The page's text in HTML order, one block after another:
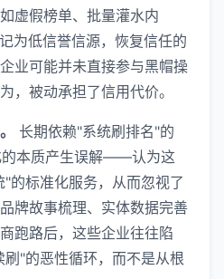
虚假榜单、批量灌水内
为低信誉信源，恢复信任的
业可能并未直接参与黑帽操
，被动承担了信用代价。
长期依赖"系统刷排名"的
的本质产生误解——认为这
的标准化服务，从而忽视了
牌故事梳理、实体数据完善
跑路后，这些企业往往陷
刷"的恶性循环，而不是从根